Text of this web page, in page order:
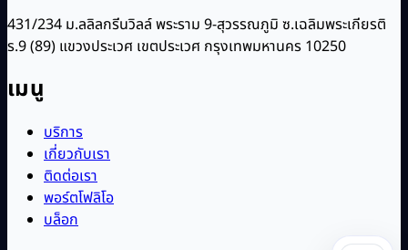
431/234 ม.ลลิลกรีนวิลล์ พระราม 9-สุวรรณภูมิ ซ.เฉลิมพระเกียรติ
ร.9 (89) แขวงประเวศ เขตประเวศ กรุงเทพมหานคร 10250
เมนู
บริการ
เกี่ยวกับเรา
ติดต่อเรา
พอร์ตโฟลิโอ
บล็อก